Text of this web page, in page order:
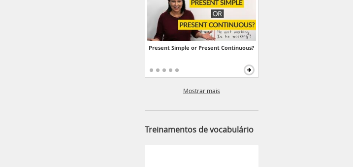
Present Simple or Present Continuous?
Mostrar mais
Treinamentos de vocabulário